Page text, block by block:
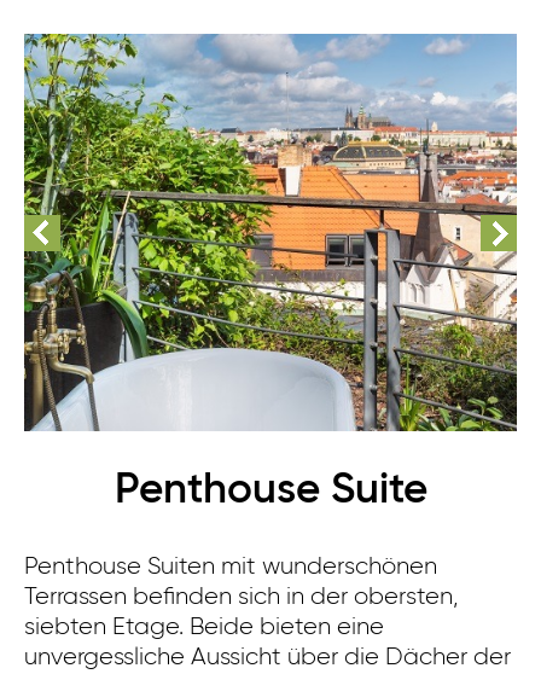
Penthouse Suite
Penthouse Suiten mit wunderschönen
Terrassen befinden sich in der obersten,
siebten Etage. Beide bieten eine
unvergessliche Aussicht über die Dächer der